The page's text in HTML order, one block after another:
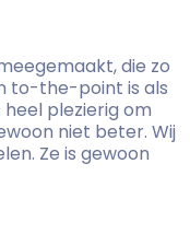
die zo
to-the-point is als
heel plezierig om
niet beter. Wij
Ze is gewoon